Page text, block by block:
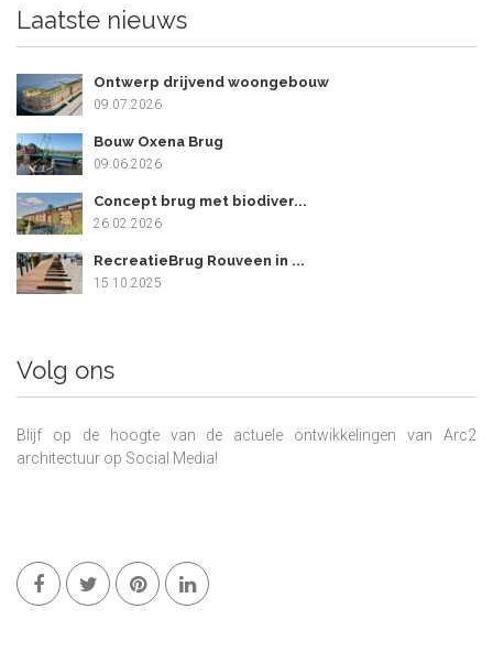
Laatste nieuws
Ontwerp drijvend woongebouw
09.07.2026
Bouw Oxena Brug
09.06.2026
Concept brug met biodiver...
26.02.2026
RecreatieBrug Rouveen in ...
15.10.2025
Volg ons
Blijf op de hoogte van de actuele ontwikkelingen van Arc2
architectuur op Social Media!